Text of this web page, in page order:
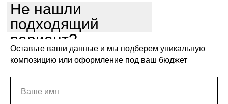
Не нашли
подходящий
вариант?
Оставьте ваши данные и мы подберем уникальную
композицию или оформление под ваш бюджет